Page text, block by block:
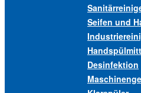
Seifen und
Desinfektion